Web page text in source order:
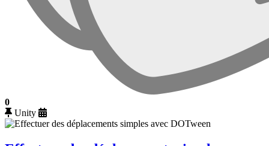
0
Unity